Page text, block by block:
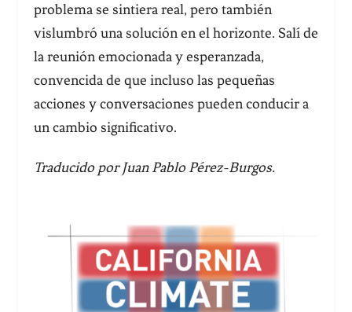
problema se sintiera real, pero también
vislumbró una solución en el horizonte. Salí de
la reunión emocionada y esperanzada,
convencida de que incluso las pequeñas
acciones y conversaciones pueden conducir a
un cambio significativo.
Traducido por Juan Pablo Pérez-Burgos.